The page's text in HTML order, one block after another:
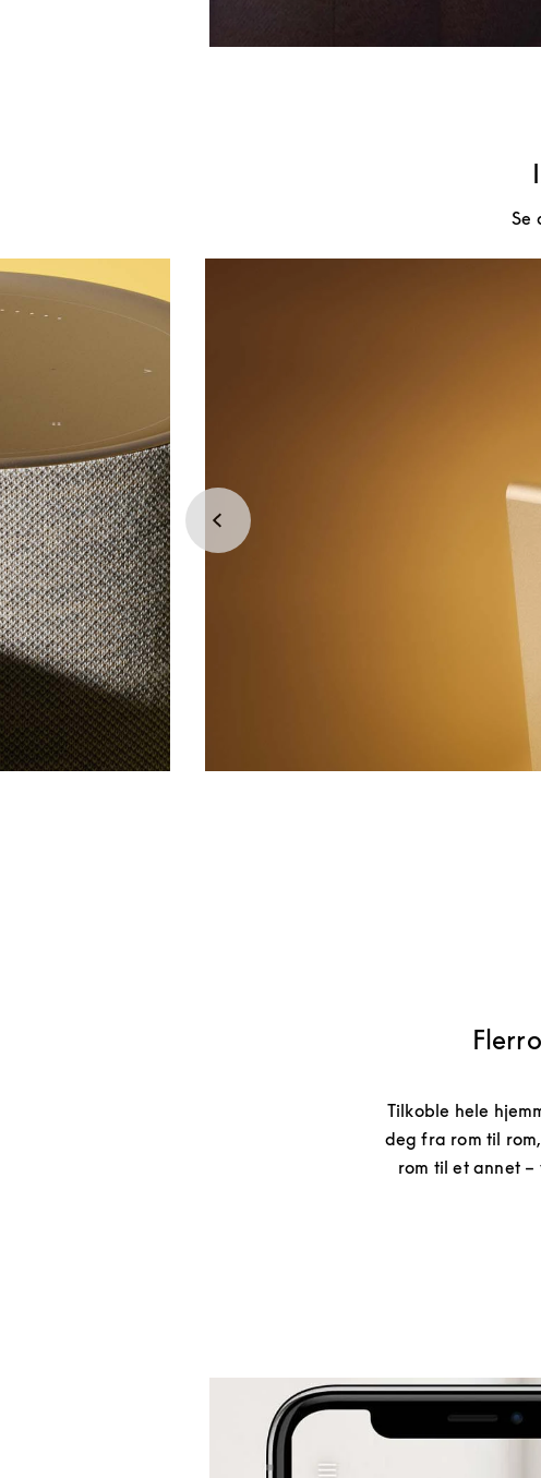
Se
Tilkoble hele
deg fra rom til
rom til et annet
Bilde av arrangement